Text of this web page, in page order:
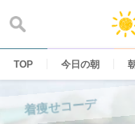
content
TOP 今日の朝
着痩せコーデ